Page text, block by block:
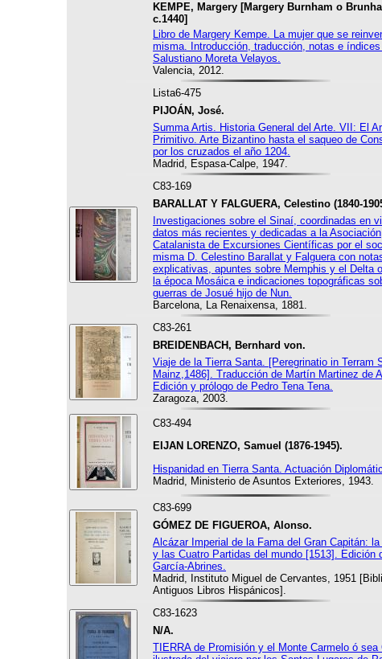
KEMPE, Margery [Margery Burnham o
c.1440]
Libro de Margery Kempe. La mujer que se
misma. Introducción, traducción, notas e
Salustiano Moreta Velayos.
Valencia, 2012.
Lista6-475
PIJOÁN, José.
Summa Artis. Historia General del Arte. VII: El
Primitivo. Arte Bizantino hasta el saqueo de
por los cruzados el año 1204.
Madrid, Espasa-Calpe, 1947.
C83-169
BARALLAT Y FALGUERA, Celestino (1840-
Investigaciones sobre el Sinaí, coordinadas en
datos más recientes y dedicadas a la Asociación
Catalanista de Excursiones Científicas por el
misma D. Celestino Barallat y Falguera con
explicativas, apuntes sobre Memphis y el Delta
la época Mosáica e indicaciones topográficas
guerras de Josué hijo de Nun.
Barcelona, La Renaixensa, 1881.
C83-261
BREIDENBACH, Bernhard von.
Viaje de la Tierra Santa. [Peregrinatio in Terram
Mainz,1486]. Traducción de Martín Martinez de
Edición y prólogo de Pedro Tena Tena.
Zaragoza, 2003.
C83-494
EIJAN LORENZO, Samuel (1876-1945).
Hispanidad en Tierra Santa. Actuación
Madrid, Ministerio de Asuntos Exteriores, 1943.
C83-699
GÓMEZ DE FIGUEROA, Alonso.
Alcázar Imperial de la Fama del Gran Capitán: la
y las Cuatro Partidas del mundo [1513]. Edición
García-Abrines.
Madrid, Instituto Miguel de Cervantes, 1951
Antiguos Libros Hispánicos].
C83-1623
N/A.
TIERRA de Promisión y el Monte Carmelo ó sea